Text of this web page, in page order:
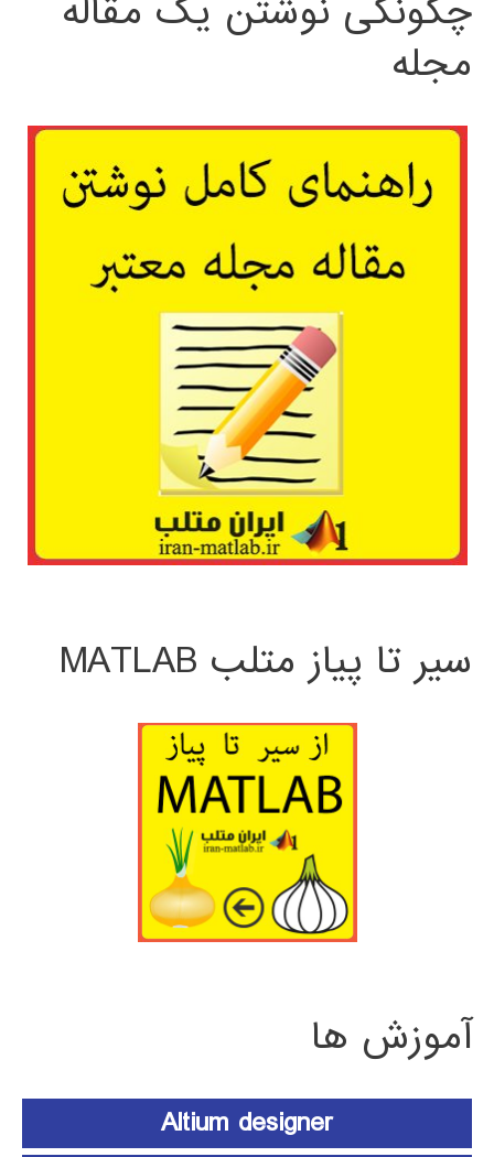
چگونگی نوشتن یک مقاله
مجله
سیر تا پیاز متلب MATLAB
آموزش ها
Altium designer